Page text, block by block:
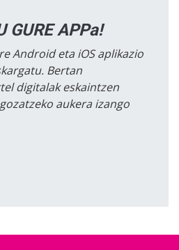
GURE APPa!
Android eta iOS aplikazio
Bertan
digitalak eskaintzen
aukera izango